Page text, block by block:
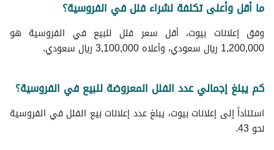
ما أقل وأعلى تكلفة لشراء فلل في الفروسية؟
وفق إعلانات بيوت، أقل سعر فلل للبيع في الفروسية هو
1,200,000 ريال سعودي، وأعلاه 3,100,000 ريال سعودي.
كم يبلغ إجمالي عدد الفلل المعروضة للبيع في الفروسية؟
استناداً إلى إعلانات بيوت، يبلغ عدد إعلانات بيع الفلل في الفروسية
نحو 43.